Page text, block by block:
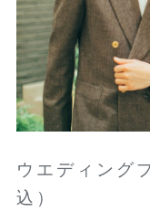
ウエディング
込）